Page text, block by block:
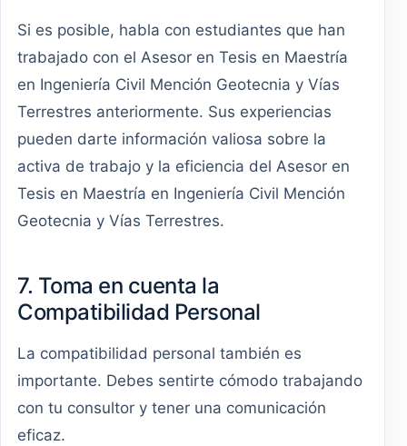
Si es posible, habla con estudiantes que han
trabajado con el Asesor en Tesis en Maestría
en Ingeniería Civil Mención Geotecnia y Vías
Terrestres anteriormente. Sus experiencias
pueden darte información valiosa sobre la
activa de trabajo y la eficiencia del Asesor en
Tesis en Maestría en Ingeniería Civil Mención
Geotecnia y Vías Terrestres.
7. Toma en cuenta la
Compatibilidad Personal
La compatibilidad personal también es
importante. Debes sentirte cómodo trabajando
con tu consultor y tener una comunicación
eficaz.